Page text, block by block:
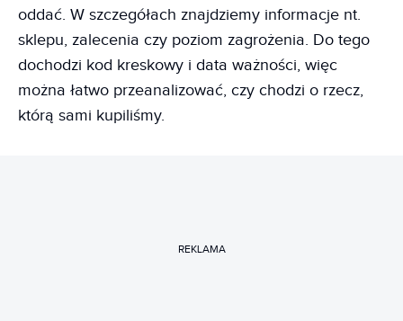
oddać. W szczegółach znajdziemy informacje nt.
sklepu, zalecenia czy poziom zagrożenia. Do tego
dochodzi kod kreskowy i data ważności, więc
można łatwo przeanalizować, czy chodzi o rzecz,
którą sami kupiliśmy.
REKLAMA